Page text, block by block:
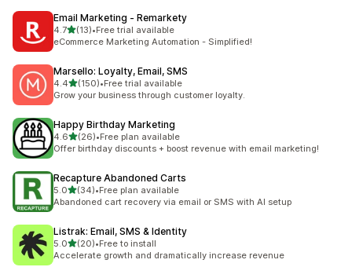
Email Marketing ‑ Remarkety
4.75つ星中
(13)
合計レビュー数：13件
•Free trial available
eCommerce Marketing Automation - Simplified!
Marsello: Loyalty, Email, SMS
4.45つ星中
(150)
合計レビュー数：150件
•Free trial available
Grow your business through customer loyalty.
Happy Birthday Marketing
4.65つ星中
(26)
合計レビュー数：26件
•Free plan available
Offer birthday discounts + boost revenue with email marketing!
Recapture Abandoned Carts
5.05つ星中
(34)
合計レビュー数：34件
•Free plan available
Abandoned cart recovery via email or SMS with AI setup
Listrak: Email, SMS & Identity
5.05つ星中
(20)
合計レビュー数：20件
•Free to install
Accelerate growth and dramatically increase revenue